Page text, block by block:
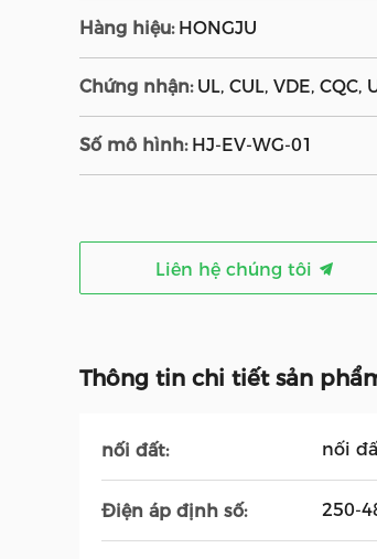
Hàng hiệu: HONGJU
Chứng nhận: UL, CUL, VDE, CQC,
Số mô hình: HJ-EV-WG-01
Liên hệ chúng tôi
Thông tin chi tiết sản
nối đất: nối
Điện áp định số: 250-